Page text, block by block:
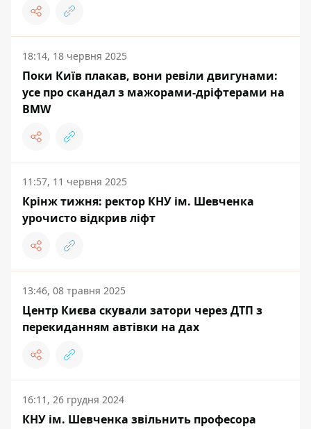
18:14, 18 червня 2025
Поки Київ плакав, вони ревіли двигунами:
усе про скандал з мажорами-дріфтерами на
BMW
11:57, 11 червня 2025
Крінж тижня: ректор КНУ ім. Шевченка
урочисто відкрив ліфт
13:46, 08 травня 2025
Центр Києва скували затори через ДТП з
перекиданням автівки на дах
16:11, 26 грудня 2024
КНУ ім. Шевченка звільнить професора